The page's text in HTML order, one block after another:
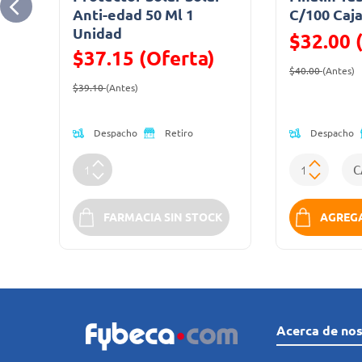
Anti-edad 50 Ml 1
Unidad
$37.15 (Oferta)
Precio reducido de
$39.10(Antes)
Despacho Retiro
FARMACIA SIN STOCK
C/100 Caja
$32.00
Precio
$40.00(Antes)
Despacho
Acerca de